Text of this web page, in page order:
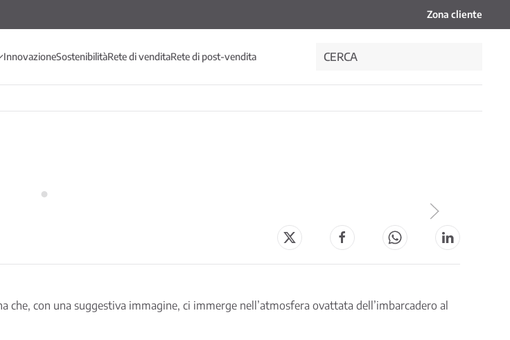
Zona cliente
InnovazioneSostenibilitàRete di venditaRete di post-vendita
con una suggestiva immagine, ci immerge nell’atmosfera ovattata dell’imbarcadero al